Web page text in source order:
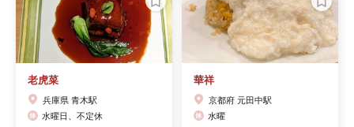
老虎菜
兵庫県 青木駅
水曜日、不定休
華祥
京都府 元田中駅
水曜